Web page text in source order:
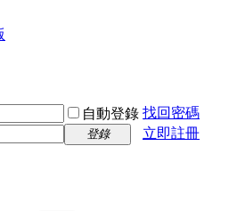
自動登錄 找回密碼
登錄
立即註冊